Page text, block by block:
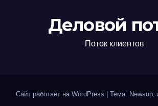
Деловой
Поток клиентов
Сайт работает на WordPress Тема: Newsup,